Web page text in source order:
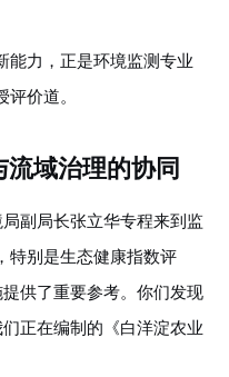
能力，正是环境监测专业
价道。
域治理的协同
副局长张立华专程来到监
特别是生态健康指数评
供了重要参考。你们发现
正在编制的《白洋淀农业